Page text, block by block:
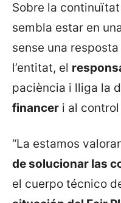
Sobre la
sembla estar en
sense una
l’entitat, el
paciència i lliga la
financer i al
“La estamos
de solucionar las
el cuerpo técnico